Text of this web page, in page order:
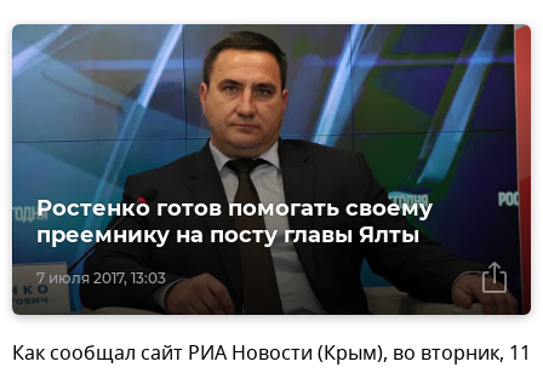
7 июля 2017, 13:03
Ростенко готов помогать своему
преемнику на посту главы Ялты
Как сообщал сайт РИА Новости (Крым), во вторник, 11